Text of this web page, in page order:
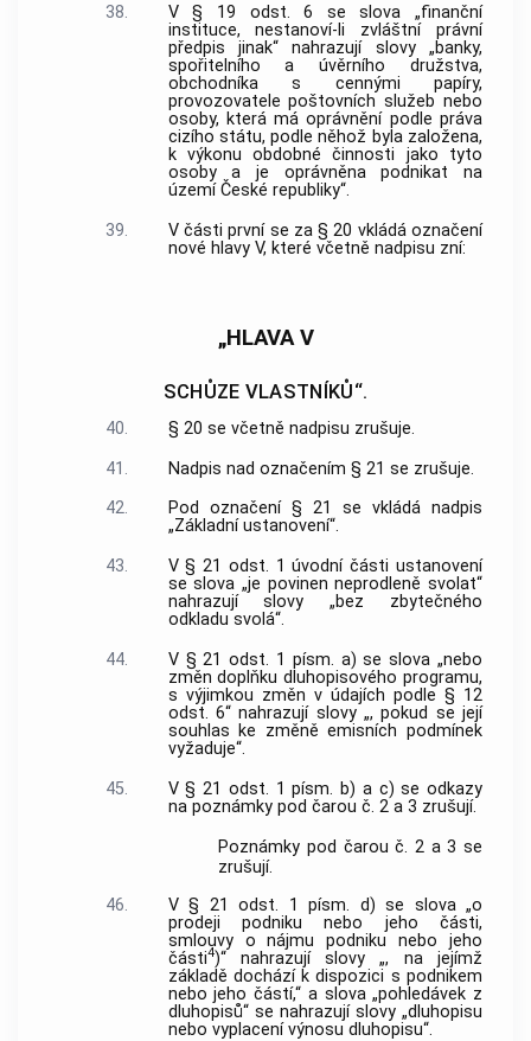
38.
V § 19 odst. 6 se slova „finanční
instituce, nestanoví-li zvláštní právní
předpis jinak“ nahrazují slovy „banky,
spořitelního a úvěrního družstva,
obchodníka s cennými papíry,
provozovatele poštovních služeb nebo
osoby, která má oprávnění podle práva
cizího státu, podle něhož byla založena,
k výkonu obdobné činnosti jako tyto
osoby a je oprávněna podnikat na
území České republiky“.
39.
V části první se za § 20 vkládá označení
nové hlavy V, které včetně nadpisu zní:
„HLAVA V
SCHŮZE VLASTNÍKŮ“.
40.
§ 20 se včetně nadpisu zrušuje.
41.
Nadpis nad označením § 21 se zrušuje.
42.
Pod označení § 21 se vkládá nadpis
„Základní ustanovení“.
43.
V § 21 odst. 1 úvodní části ustanovení
se slova „je povinen neprodleně svolat“
nahrazují slovy „bez zbytečného
odkladu svolá“.
44.
V § 21 odst. 1 písm. a) se slova „nebo
změn doplňku dluhopisového programu,
s výjimkou změn v údajích podle § 12
odst. 6“ nahrazují slovy „, pokud se její
souhlas ke změně emisních podmínek
vyžaduje“.
45.
V § 21 odst. 1 písm. b) a c) se odkazy
na poznámky pod čarou č. 2 a 3 zrušují.
Poznámky pod čarou č. 2 a 3 se
zrušují.
46.
V § 21 odst. 1 písm. d) se slova „o
prodeji podniku nebo jeho části,
smlouvy o nájmu podniku nebo jeho
části4)“ nahrazují slovy „, na jejímž
základě dochází k dispozici s podnikem
nebo jeho částí,“ a slova „pohledávek z
dluhopisů“ se nahrazují slovy „dluhopisu
nebo vyplacení výnosu dluhopisu“.